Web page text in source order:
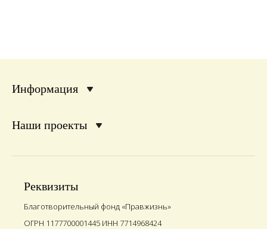
Информация
Наши проекты
Реквизиты
Благотворительный фонд «Правжизнь»
ОГРН 1177700001445 ИНН 7714968424